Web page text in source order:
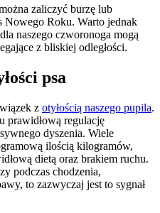
zaliczyć burzę lub
Nowego Roku. Warto jednak
naszego czworonoga mogą
z bliskiej odległości.
psa
z otyłością naszego pupila.
prawidłową regulację
dyszenia. Wiele
ilością kilogramów,
dietą oraz brakiem ruchu.
podczas chodzenia,
to zazwyczaj jest to sygnał